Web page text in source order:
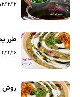
12/12
طرز
12/16
روش